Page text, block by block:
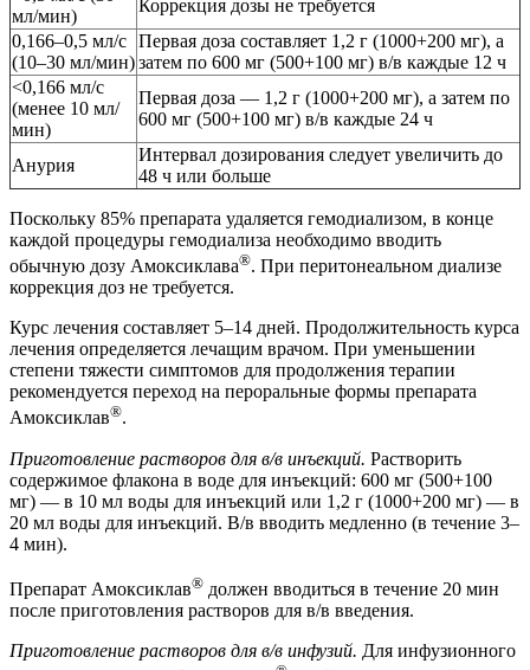
мл/мин)
Коррекция дозы не требуется
0,166–0,5 мл/с
(10–30 мл/мин)
Первая доза составляет 1,2 г (1000+200 мг), а
затем по 600 мг (500+100 мг) в/в каждые 12 ч
<0,166 мл/с
(менее 10 мл/
мин)
Первая доза — 1,2 г (1000+200 мг), а затем по
600 мг (500+100 мг) в/в каждые 24 ч
Анурия
Интервал дозирования следует увеличить до
48 ч или больше
Поскольку 85% препарата удаляется гемодиализом, в конце
каждой процедуры гемодиализа необходимо вводить
обычную дозу Амоксиклава®. При перитонеальном диализе
коррекция доз не требуется.
Курс лечения составляет 5–14 дней. Продолжительность курса
лечения определяется лечащим врачом. При уменьшении
степени тяжести симптомов для продолжения терапии
рекомендуется переход на пероральные формы препарата
Амоксиклав®.
Приготовление растворов для в/в инъекций. Растворить
содержимое флакона в воде для инъекций: 600 мг (500+100
мг) — в 10 мл воды для инъекций или 1,2 г (1000+200 мг) — в
20 мл воды для инъекций. В/в вводить медленно (в течение 3–
4 мин).
Препарат Амоксиклав® должен вводиться в течение 20 мин
после приготовления растворов для в/в введения.
Приготовление растворов для в/в инфузий. Для инфузионного